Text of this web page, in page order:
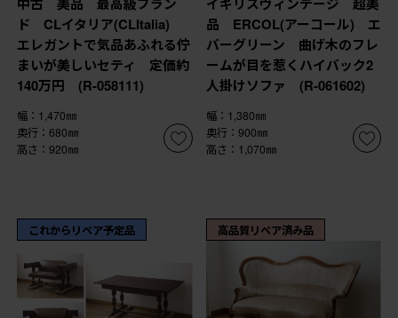
中古 美品 最高級ブラン
ド CLイタリア(CLItalia)
エレガントで気品あふれる佇
まいが美しいセティ 定価約
140万円 (R-058111)
幅：1,470㎜
奥行：680㎜
高さ：920㎜
イギリスヴィンテージ 超美
品 ERCOL(アーコール) エ
バーグリーン 曲げ木のフレ
ームが目を惹くハイバック2
人掛けソファ (R-061602)
幅：1,380㎜
奥行：900㎜
高さ：1,070㎜
これからリペア予定品 高品質リペア済み品